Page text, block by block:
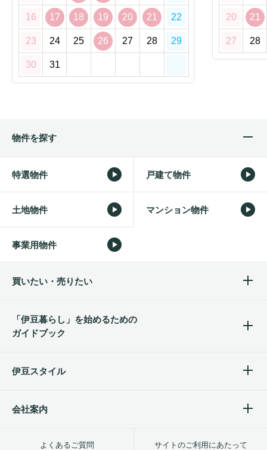
16 17 18 19 20 21 22
23 24 25 26 27 28 29
30 31
20 21
27 28
物件を探す
特選物件 戸建て物件
土地物件 マンション物件
事業用物件
買いたい・売りたい
「伊豆暮らし」を始めるための
ガイドブック
伊豆スタイル
会社案内
よくあるご質問 サイトのご利用にあたって